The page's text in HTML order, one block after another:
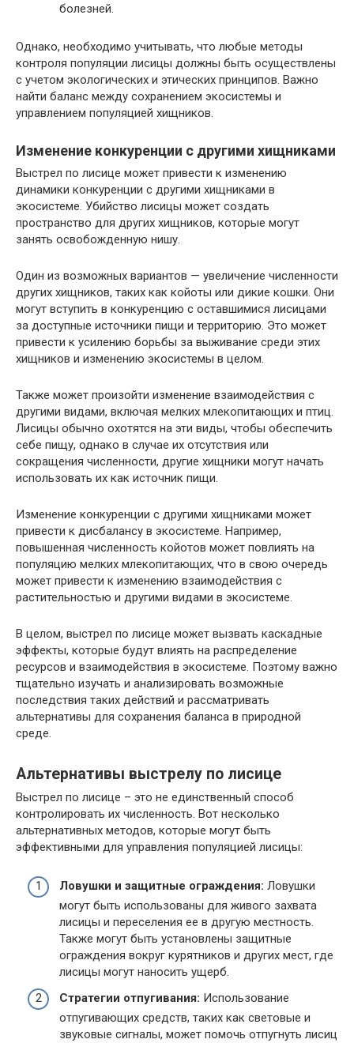
болезней.
Однако, необходимо учитывать, что любые методы
контроля популяции лисицы должны быть осуществлены
с учетом экологических и этических принципов. Важно
найти баланс между сохранением экосистемы и
управлением популяцией хищников.
Изменение конкуренции с другими хищниками
Выстрел по лисице может привести к изменению
динамики конкуренции с другими хищниками в
экосистеме. Убийство лисицы может создать
пространство для других хищников, которые могут
занять освобожденную нишу.
Один из возможных вариантов — увеличение численности
других хищников, таких как койоты или дикие кошки. Они
могут вступить в конкуренцию с оставшимися лисицами
за доступные источники пищи и территорию. Это может
привести к усилению борьбы за выживание среди этих
хищников и изменению экосистемы в целом.
Также может произойти изменение взаимодействия с
другими видами, включая мелких млекопитающих и птиц.
Лисицы обычно охотятся на эти виды, чтобы обеспечить
себе пищу, однако в случае их отсутствия или
сокращения численности, другие хищники могут начать
использовать их как источник пищи.
Изменение конкуренции с другими хищниками может
привести к дисбалансу в экосистеме. Например,
повышенная численность койотов может повлиять на
популяцию мелких млекопитающих, что в свою очередь
может привести к изменению взаимодействия с
растительностью и другими видами в экосистеме.
В целом, выстрел по лисице может вызвать каскадные
эффекты, которые будут влиять на распределение
ресурсов и взаимодействия в экосистеме. Поэтому важно
тщательно изучать и анализировать возможные
последствия таких действий и рассматривать
альтернативы для сохранения баланса в природной
среде.
Альтернативы выстрелу по лисице
Выстрел по лисице – это не единственный способ
контролировать их численность. Вот несколько
альтернативных методов, которые могут быть
эффективными для управления популяцией лисицы:
Ловушки и защитные ограждения: Ловушки
могут быть использованы для живого захвата
лисицы и переселения ее в другую местность.
Также могут быть установлены защитные
ограждения вокруг курятников и других мест, где
лисицы могут наносить ущерб.
Стратегии отпугивания: Использование
отпугивающих средств, таких как световые и
звуковые сигналы, может помочь отпугнуть лисиц